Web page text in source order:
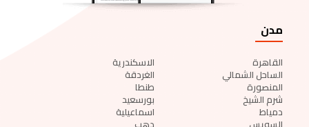
مدن
القاهرة الاسكندرية
الساحل الشمالي الغردقة
المنصورة طنطا
شرم الشيخ بورسعيد
دمياط اسماعيلية